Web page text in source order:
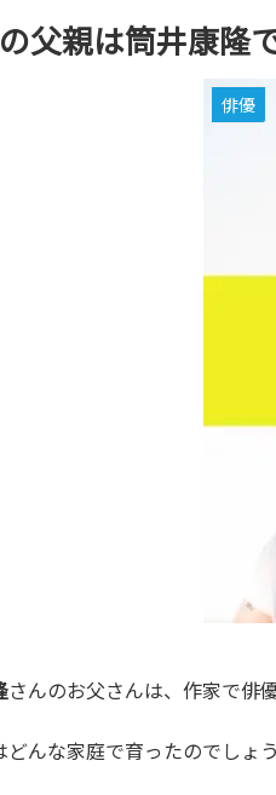
父親は筒井康隆
俳優
さんのお父さんは、作家で俳
んな家庭で育ったのでしょう